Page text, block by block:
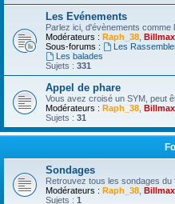
Les Evénements
Parlez ici, d'évènements
Modérateurs : Raph_38 Billmax
Sous-forums :
Les
Les balades
Sujets : 331
Appel de phare
Vous avez croisé un SYM, peut
Modérateurs : Raph_38 Billmax
Sujets : 31
Sondages
Retrouvez tous les sondages du
Modérateurs : Raph_38 Billmax
Sujets : 1